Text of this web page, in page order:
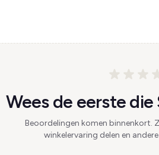
Wees de eerste
Beoordelingen komen binnenkort.
winkelervaring delen en